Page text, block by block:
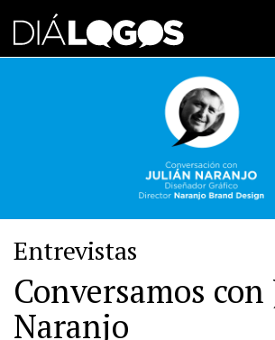
Entrevistas
Conversamos
Naranjo